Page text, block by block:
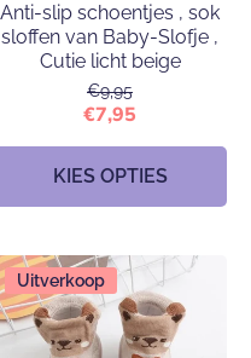
Anti-slip schoentjes , sok
sloffen van Baby-Slofje ,
Cutie licht beige
€9,95
€7,95
KIES OPTIES
Uitverkoop